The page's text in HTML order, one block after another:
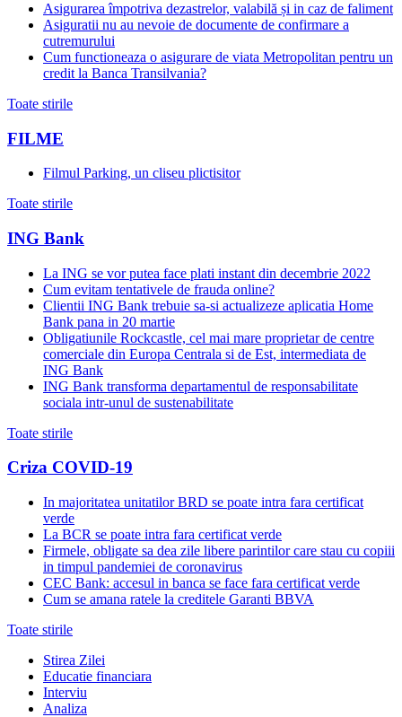
Asigurarea împotriva dezastrelor, valabilă și in caz de faliment
Asiguratii nu au nevoie de documente de confirmare a
cutremurului
Cum functioneaza o asigurare de viata Metropolitan pentru un
credit la Banca Transilvania?
Toate stirile
FILME
Filmul Parking, un cliseu plictisitor
Toate stirile
ING Bank
La ING se vor putea face plati instant din decembrie 2022
Cum evitam tentativele de frauda online?
Clientii ING Bank trebuie sa-si actualizeze aplicatia Home
Bank pana in 20 martie
Obligatiunile Rockcastle, cel mai mare proprietar de centre
comerciale din Europa Centrala si de Est, intermediata de
ING Bank
ING Bank transforma departamentul de responsabilitate
sociala intr-unul de sustenabilitate
Toate stirile
Criza COVID-19
In majoritatea unitatilor BRD se poate intra fara certificat
verde
La BCR se poate intra fara certificat verde
Firmele, obligate sa dea zile libere parintilor care stau cu copiii
in timpul pandemiei de coronavirus
CEC Bank: accesul in banca se face fara certificat verde
Cum se amana ratele la creditele Garanti BBVA
Toate stirile
Stirea Zilei
Educatie financiara
Interviu
Analiza